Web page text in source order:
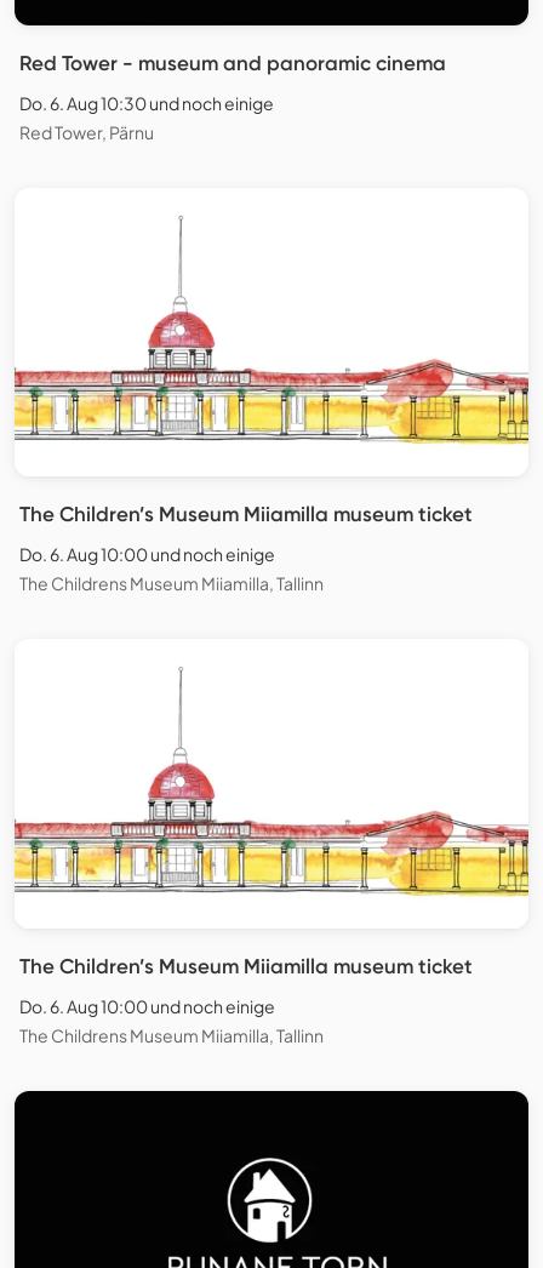
Red Tower - museum and panoramic cinema
Do. 6. Aug 10:30 und noch einige
Red Tower, Pärnu
The Children’s Museum Miiamilla museum ticket
Do. 6. Aug 10:00 und noch einige
The Childrens Museum Miiamilla, Tallinn
The Children’s Museum Miiamilla museum ticket
Do. 6. Aug 10:00 und noch einige
The Childrens Museum Miiamilla, Tallinn